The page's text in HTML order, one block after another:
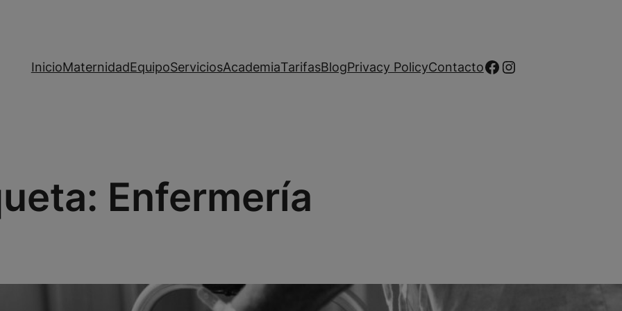
InicioMaternidadEquipoServiciosAcademiaTarifasBlogPrivacy PolicyContactoFacebook
Instagram
Enfermería